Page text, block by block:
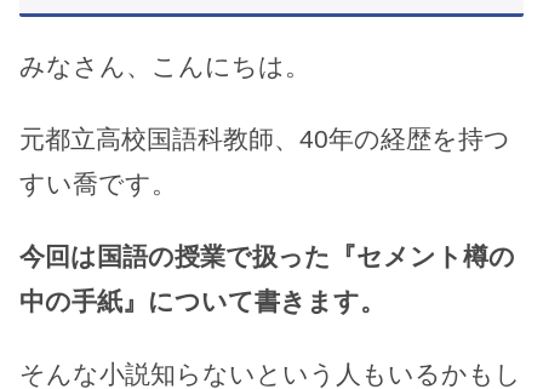
みなさん、こんにちは。
元都立高校国語科教師、40年の経歴を持つ
すい喬です。
今回は国語の授業で扱った『セメント樽の
中の手紙』について書きます。
そんな小説知らないという人もいるかもし